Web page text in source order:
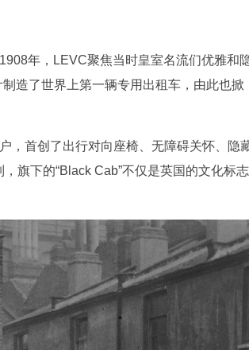
年，LEVC聚焦当时皇室名流们优雅和
造了世界上第一辆专用出租车，由此也掀
，首创了出行对向座椅、无障碍关怀、隐
旗下的“Black Cab”不仅是英国的文化标志